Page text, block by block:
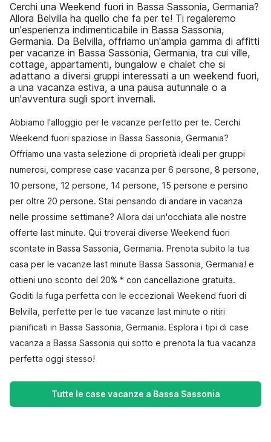
Cerchi una Weekend fuori in Bassa Sassonia, Germania?
Allora Belvilla ha quello che fa per te! Ti regaleremo
un'esperienza indimenticabile in Bassa Sassonia,
Germania. Da Belvilla, offriamo un'ampia gamma di affitti
per vacanze in Bassa Sassonia, Germania, tra cui ville,
cottage, appartamenti, bungalow e chalet che si
adattano a diversi gruppi interessati a un weekend fuori,
a una vacanza estiva, a una pausa autunnale o a
un'avventura sugli sport invernali.
Abbiamo l'alloggio per le vacanze perfetto per te. Cerchi
Weekend fuori spaziose in Bassa Sassonia, Germania?
Offriamo una vasta selezione di proprietà ideali per gruppi
numerosi, comprese case vacanza per 6 persone, 8 persone,
10 persone, 12 persone, 14 persone, 15 persone e persino
per oltre 20 persone. Stai pensando di andare in vacanza
nelle prossime settimane? Allora dai un'occhiata alle nostre
offerte last minute. Qui troverai diverse Weekend fuori
scontate in Bassa Sassonia, Germania. Prenota subito la tua
casa per le vacanze last minute Bassa Sassonia, Germania! e
ottieni uno sconto del 20% * con cancellazione gratuita.
Goditi la fuga perfetta con le eccezionali Weekend fuori di
Belvilla, perfette per le tue vacanze last minute o ritiri
pianificati in Bassa Sassonia, Germania. Esplora i tipi di case
vacanza a Bassa Sassonia qui sotto e prenota la tua vacanza
perfetta oggi stesso!
Tutte le case vacanze a Bassa Sassonia